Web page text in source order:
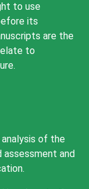
to use
its
are the
to
analysis of the
and